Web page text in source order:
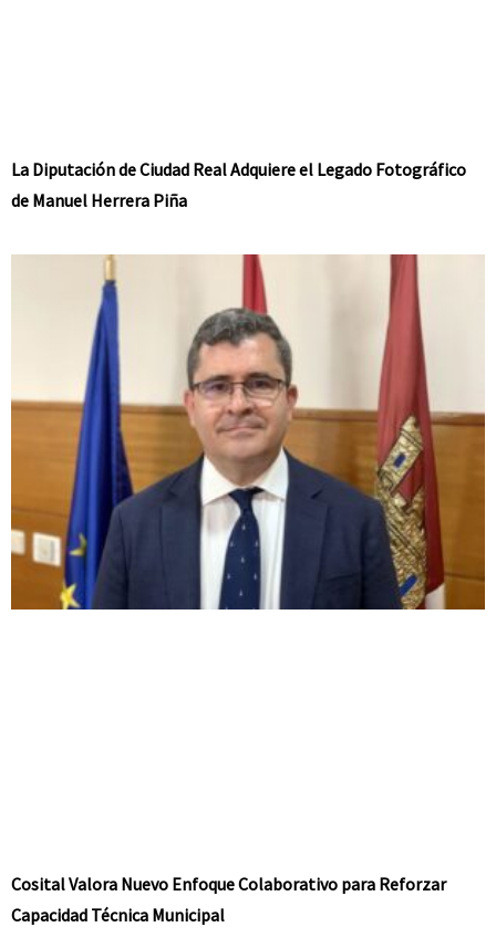
La Diputación de Ciudad Real Adquiere el Legado Fotográfico
de Manuel Herrera Piña
Cosital Valora Nuevo Enfoque Colaborativo para Reforzar
Capacidad Técnica Municipal